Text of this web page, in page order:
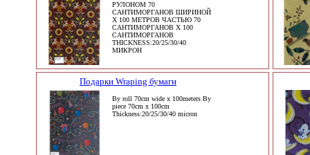
РУЛОНОМ 70
САНТИМОРГАНОВ ШИРИНОЙ
X 100 МЕТРОВ ЧАСТЬЮ 70
САНТИМОРГАНОВ X 100
САНТИМОРГАНОВ
THICKNESS:20/25/30/40
МИКРОН
Подарки Wraping бумаги
By roll 70cm wide x 100meters By
piece 70cm x 100cm
Thickness:20/25/30/40 micron